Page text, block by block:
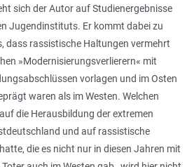
sich der Autor auf Studienergebnisse
Jugendinstituts. Er kommt dabei zu
dass rassistische Haltungen vermehrt
»Modernisierungsverlierern« mit
vorlagen und im Osten
waren als im Westen. Welchen
die Herausbildung der extremen
und auf rassistische
die es nicht nur in diesen Jahren mit